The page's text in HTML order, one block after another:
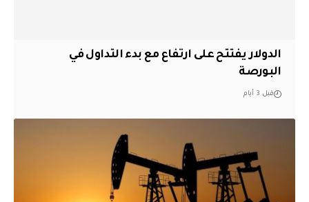
الدولار يفتتح على ارتفاع مع بدء التداول في
البورصة
قبل 3 أيام